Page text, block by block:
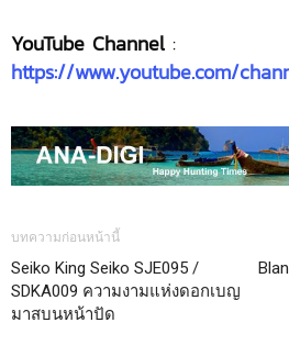
YouTube Channel :
https://www.youtube.com/
บทความก่อนหน้านี้
Seiko King Seiko SJE095 /
SDKA009 ความงามแห่งดอกเบญ
มาสบนหน้าปัด